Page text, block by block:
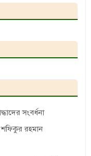
সংবর্ধনা
রহমান